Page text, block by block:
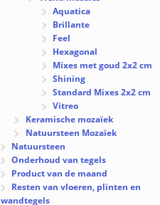
Aquatica
Brillante
Feel
Hexagonal
Mixes met goud 2x2 cm
Shining
Standard Mixes 2x2 cm
Vitreo
Keramische mozaïek
Natuursteen Mozaïek
Natuursteen
Onderhoud van tegels
Product van de maand
Resten van vloeren, plinten en
wandtegels